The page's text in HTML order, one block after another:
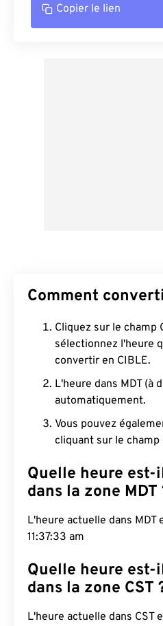
Copier le lien
Comment
Cliquez sur le champ
sélectionnez l'heure
convertir en CIBLE.
L'heure dans MDT (à
automatiquement.
Vous pouvez
cliquant sur le champ
Quelle heure
dans la zone MDT
L'heure actuelle dans
11:37:34 am
Quelle heure
dans la zone CST
L'heure actuelle dans CST